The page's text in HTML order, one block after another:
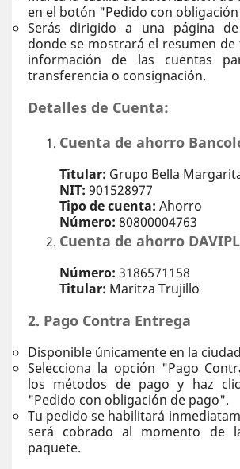
en el botón "Pedido con
Serás dirigido a una página
donde se mostrará el resumen
información de las cuentas
transferencia o consignación.
Detalles de Cuenta:
Cuenta de ahorro
Titular: Grupo Bella
NIT: 901528977
Tipo de cuenta: Ahorro
Número: 80800004763
Cuenta de ahorro
Número: 3186571158
Titular: Maritza Trujillo
2. Pago Contra Entrega
Disponible únicamente en la
Selecciona la opción "Pago
los métodos de pago y haz
"Pedido con obligación de pago".
Tu pedido se habilitará
será cobrado al momento de
paquete.